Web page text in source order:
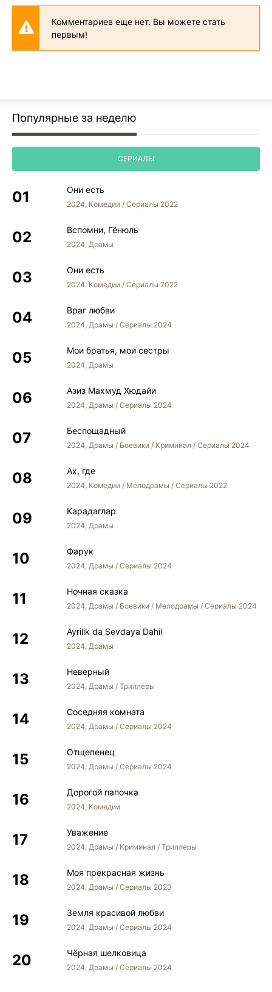
Комментариев еще нет. Вы можете стать
первым!
Популярные за неделю
СЕРИАЛЫ
Они есть
2024, Комедии / Сериалы 2022
Вспомни, Гёнюль
2024, Драмы
Они есть
2024, Комедии / Сериалы 2022
Враг любви
2024, Драмы / Сериалы 2024
Мои братья, мои сестры
2024, Драмы
Азиз Махмуд Хюдайи
2024, Драмы / Сериалы 2024
Беспощадный
2024, Драмы / Боевики / Криминал / Сериалы 2024
Ах, где
2024, Комедии / Мелодрамы / Сериалы 2022
Карадаглар
2024, Драмы
Фарук
2024, Драмы / Сериалы 2024
Ночная сказка
2024, Драмы / Боевики / Мелодрамы / Сериалы 2024
Ayrilik da Sevdaya Dahil
2024, Драмы
Неверный
2024, Драмы / Триллеры
Соседняя комната
2024, Драмы / Сериалы 2024
Отщепенец
2024, Драмы / Сериалы 2024
Дорогой папочка
2024, Комедии
Уважение
2024, Драмы / Криминал / Триллеры
Моя прекрасная жизнь
2024, Драмы / Сериалы 2023
Земля красивой любви
2024, Драмы / Сериалы 2024
Чёрная шелковица
2024, Драмы / Сериалы 2024